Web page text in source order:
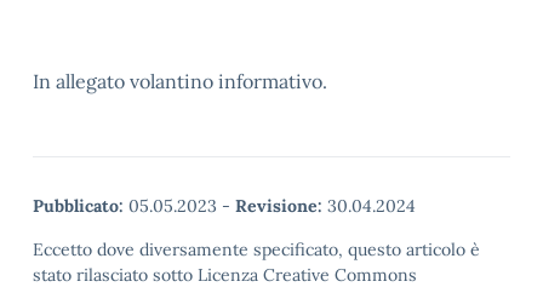
In allegato volantino informativo.
Pubblicato: 05.05.2023 - Revisione: 30.04.2024
Eccetto dove diversamente specificato, questo articolo è
stato rilasciato sotto Licenza Creative Commons